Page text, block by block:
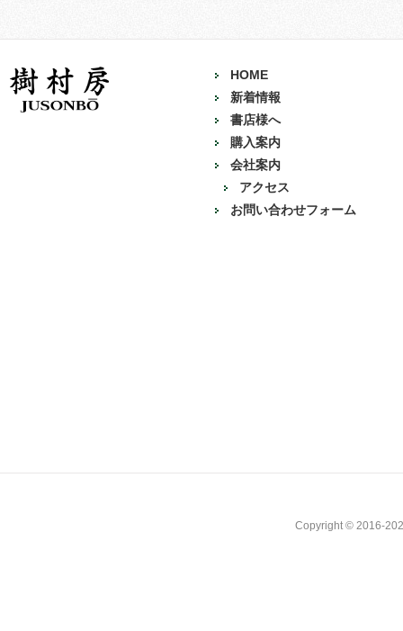
HOME
新着情報
書店様へ
購入案内
会社案内
アクセス
お問い合わせフォーム
Copyright © 2016-